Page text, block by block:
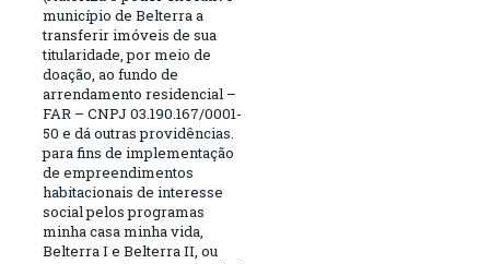
município de Belterra a
transferir imóveis de sua
titularidade, por meio de
doação, ao fundo de
arrendamento residencial –
FAR – CNPJ 03.190.167/0001-
50 e dá outras providências.
para fins de implementação
de empreendimentos
habitacionais de interesse
social pelos programas
minha casa minha vida,
Belterra I e Belterra II, ou